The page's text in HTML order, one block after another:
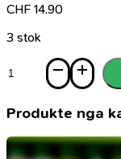
CHF 14.90
3 stok
Hakmarrja
Kazanovës
Produkte nga